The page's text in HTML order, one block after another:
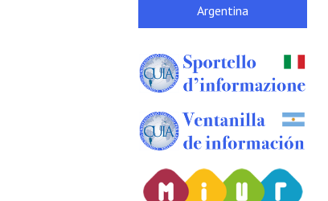
Argentina